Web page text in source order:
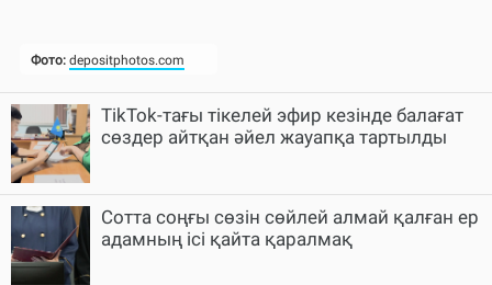
TikTok-тағы тікелей эфир кезінде балағат
сөздер айтқан әйел жауапқа тартылды
Cотта соңғы сөзін сөйлей алмай қалған ер
адамның ісі қайта қаралмақ